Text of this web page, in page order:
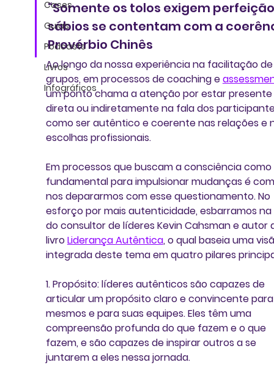
Cases
Guias
Podcasts
Livros
Infográficos
“Somente os tolos exigem
sábios se contentam com a
Provérbio Chinês
Ao longo da nossa experiência na facilitação
grupos, em processos de coaching e
um ponto chama a atenção por estar presente
direta ou indiretamente na fala dos
como ser autêntico e coerente nas relações e
escolhas profissionais.
Em processos que buscam a consciência
fundamental para impulsionar mudanças é
nos depararmos com esse questionamento. No
esforço por mais autenticidade, esbarramos
do consultor de líderes Kevin Cahsman e autor
livro Liderança Autêntica, o qual baseia uma
integrada deste tema em quatro pilares
1. Propósito: líderes autênticos são capazes de
articular um propósito claro e convincente
mesmos e para suas equipes. Eles têm uma
compreensão profunda do que fazem e o que
fazem, e são capazes de inspirar outros a se
juntarem a eles nessa jornada.